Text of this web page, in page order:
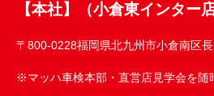
【本社】（小倉東インター
〒800-0228福岡県北九州市小倉南区
※マッハ車検本部・直営店見学会を随